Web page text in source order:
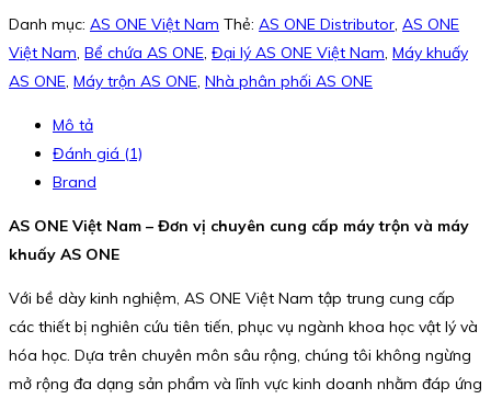
Danh mục: AS ONE Việt Nam Thẻ: AS ONE Distributor, AS ONE
Việt Nam, Bể chứa AS ONE, Đại lý AS ONE Việt Nam, Máy khuấy
AS ONE, Máy trộn AS ONE, Nhà phân phối AS ONE
Mô tả
Đánh giá (1)
Brand
AS ONE Việt Nam – Đơn vị chuyên cung cấp máy trộn và máy
khuấy AS ONE
Với bề dày kinh nghiệm, AS ONE Việt Nam tập trung cung cấp
các thiết bị nghiên cứu tiên tiến, phục vụ ngành khoa học vật lý và
hóa học. Dựa trên chuyên môn sâu rộng, chúng tôi không ngừng
mở rộng đa dạng sản phẩm và lĩnh vực kinh doanh nhằm đáp ứng